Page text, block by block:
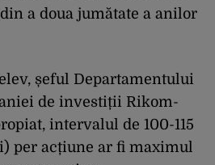
a doua jumătate a anilor
șeful Departamentului
de investiții Rikom-
intervalul de 100-115
per acțiune ar fi maximul